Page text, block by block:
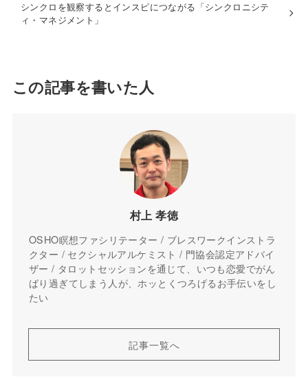
シンクロを観察するとインスピにつながる「シンクロニシテ
ィ・マネジメント」
この記事を書いた人
村上 孝徳
OSHO瞑想ファシリテーター / ブレスワークインストラ
クター / セクシャルアルケミスト / 門協会認定アドバイ
ザー / タロットセッションを通じて、いつも恋愛でがん
ばり過ぎてしまう人が、ホッとくつろげるお手伝いをし
たい
記事一覧へ